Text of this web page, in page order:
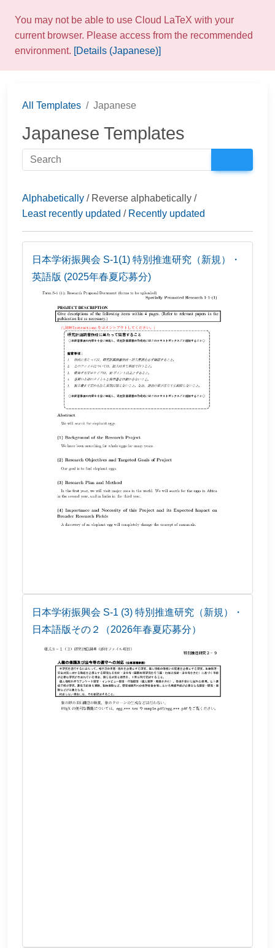
You may not be able to use Cloud LaTeX with your
current browser. Please access from the recommended
environment. [Details (Japanese)]
All Templates Japanese
Japanese Templates
Alphabetically / Reverse alphabetically /
Least recently updated / Recently updated
日本学術振興会 S-1(1) 特別推進研究（新規）・
英語版 (2025年春夏応募分)
日本学術振興会 S-1 (3) 特別推進研究（新規）・
日本語版その２（2026年春夏応募分）